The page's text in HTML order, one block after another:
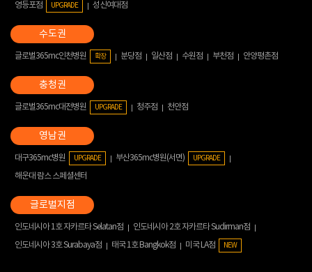
영등포점
UPGRADE 성신여대점
글로벌365mc인천병원 확장 분당점 일산점 수원점 부천점 안양평촌점
글로벌365mc대전병원 UPGRADE 청주점 천안점
대구365mc병원 UPGRADE 부산365mc병원(서면) UPGRADE
해운대 람스 스페셜센터
인도네시아 1호 자카르타 Selatan점
인도네시아 2호 자카르타 Sudirman점
인도네시아 3호 Surabaya점
태국 1호 Bangkok점 미국 LA점 NEW